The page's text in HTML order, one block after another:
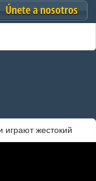
Únete a nosotros
играют жестокий